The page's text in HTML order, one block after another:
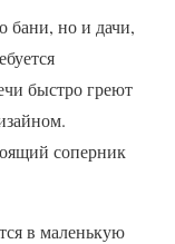
бани, но и дачи,
быстро греют
соперник
в маленькую